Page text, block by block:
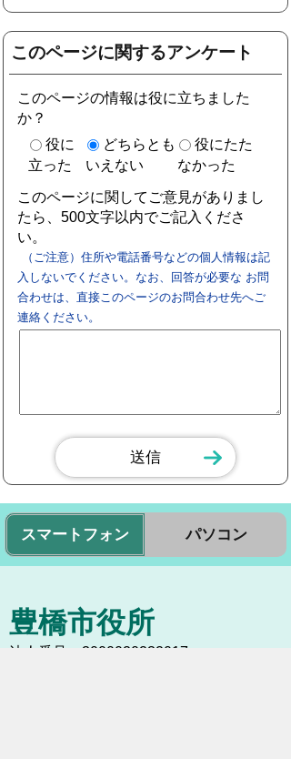
このページに関するアンケート
このページの情報は役に立ちました
か？
役に
立った
どちらとも
いえない
役にたた
なかった
このページに関してご意見がありまし
たら、500文字以内でご記入くださ
い。
（ご注意）住所や電話番号などの個人情報は記
入しないでください。なお、回答が必要な お問
合わせは、直接このページのお問合わせ先へご
連絡ください。
スマートフォン パソコン
豊橋市役所
法人番号：3000020232017